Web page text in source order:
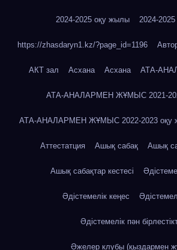
2024-2025 оқу жылы 2024-
https://zhasdaryn1.kz/?page_id=1196
АКТ зал Асхана Асхана АТА-
АТА-АНАЛАРМЕН ЖҰМЫС 2021-
АТА-АНАЛАРМЕН ЖҰМЫС 2022-2023 оқу
Аттестатция Ашық сабақ Ашық
Ашық сабақтар кестесі
Әдістемелік кеңес
Әдістемелік пән
Әжелер клубы (қыздармен